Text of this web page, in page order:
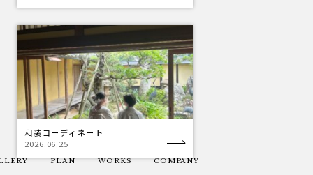
和装コーディネート
2026.06.25
PLAN WORKS COMPANY